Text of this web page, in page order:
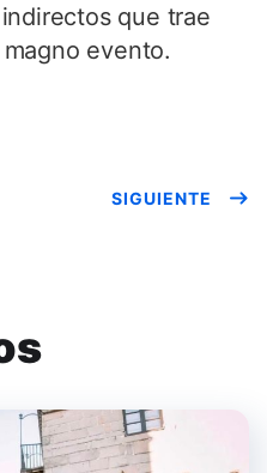
que trae
evento.
SIGUIENTE